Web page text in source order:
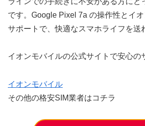
です。Google Pixel 7a の操作性とイ
サポートで、快適なスマホライフを送
イオンモバイルの公式サイトで安心の
イオンモバイル
その他の格安SIM業者はコチラ